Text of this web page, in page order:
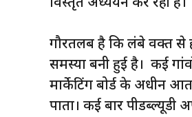
गौरतलब है कि लंबे वक्त से
समस्या बनी हुई है। कई
मार्केटिंग बोर्ड के अधीन
पाता। कई बार पीडब्ल्यूडी